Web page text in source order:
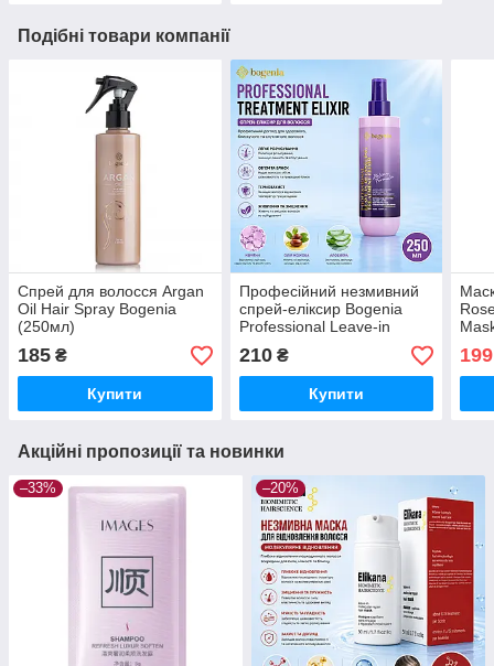
Подібні товари компанії
Спрей для волосся Argan
Oil Hair Spray Bogenia
(250мл)
185 ₴
Купити
Професійний незмивний
спрей-еліксир Bogenia
Professional Leave-in
Detangling Treatment Elixir
210₴
Купити
199
Акційні пропозиції та новинки
–33% –20%